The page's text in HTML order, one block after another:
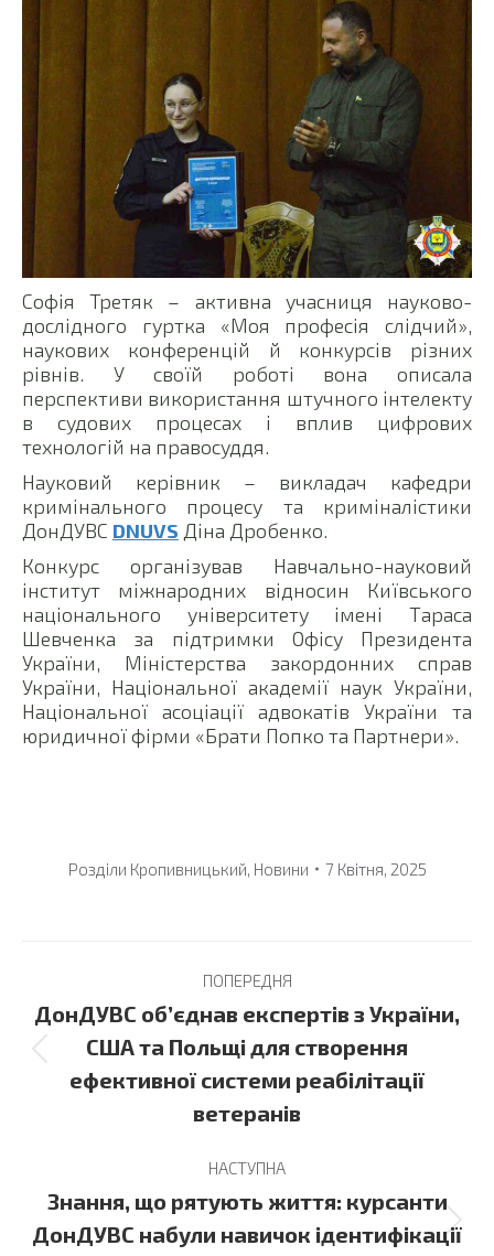
Софія Третяк – активна учасниця науково-
дослідного гуртка «Моя професія слідчий»,
наукових конференцій й конкурсів різних
рівнів. У своїй роботі вона описала
перспективи використання штучного інтелекту
в судових процесах і вплив цифрових
технологій на правосуддя.
Науковий керівник – викладач кафедри
кримінального процесу та криміналістики
ДонДУВС DNUVS Діна Дробенко.
Конкурс організував Навчально-науковий
інститут міжнародних відносин Київського
національного університету імені Тараса
Шевченка за підтримки Офісу Президента
України, Міністерства закордонних справ
України, Національної академії наук України,
Національної асоціації адвокатів України та
юридичної фірми «Брати Попко та Партнери».
Розділи Кропивницький, Новини 7 Квітня, 2025
navigation
ПОПЕРЕДНЯ
Previous
post:
ДонДУВС об’єднав експертів з України,
США та Польщі для створення
ефективної системи реабілітації
ветеранів
НАСТУПНА
Next
Знання, що рятують життя: курсанти
ДонДУВС набули навичок ідентифікації